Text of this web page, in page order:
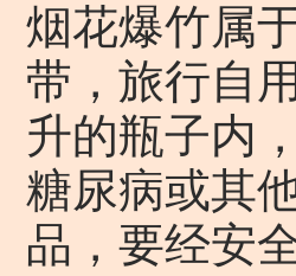
烟花爆竹属
带，旅行自
升的瓶子内
糖尿病或其
品，要经安